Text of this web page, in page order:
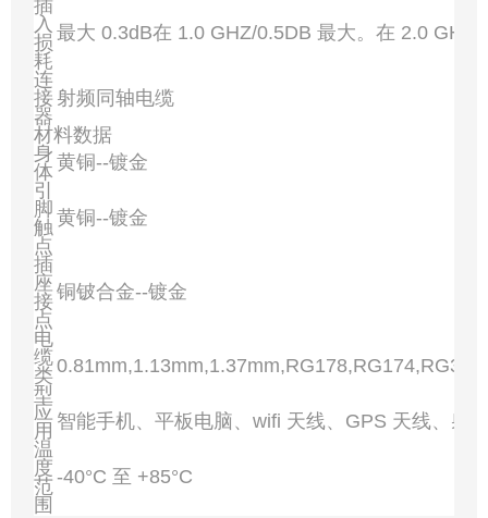
插
入
损
耗
最大 0.3dB在 1.0 GHZ/0.5DB 最大。在 2.0 GHZ
连
接
器
射频同轴电缆
材料数据
身
体 黄铜--镀金
引
脚
触
点
黄铜--镀金
插
座
接
点
铜铍合金--镀金
电
缆
类
型
应
用 智能手机、平板电脑、wifi 天线、GPS 天线、射
温
度
范
围
-40°C 至 +85°C